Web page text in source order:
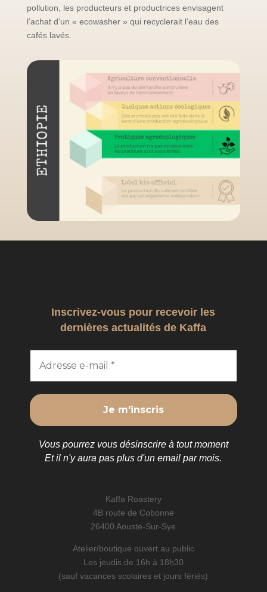
pollution, les producteurs et productrices envisagent
l’achat d’un « ecowasher » qui recyclerait l’eau des
cafés lavés.
Inscrivez-vous pour recevoir les
dernières actualités de Kaffa
Vous pourrez vous désinscrire à tout moment
Et il n'y aura pas plus d'un email par mois.
Kaffa Roastery
4B route de Cobonne
26400 Aouste-Sur-Sye
Atelier/boutique ouvert au public
Les jeudis de 16h à 18h30
(sauf vacances scolaires et jours fériés)